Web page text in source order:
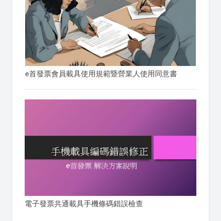
e首發票會員載具使用規範暨營業人使用同意書
電子發票共通載具手機條碼錯誤檢查